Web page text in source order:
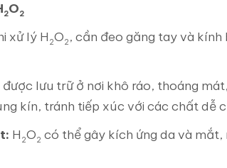
2O2
xử lý H 2O2 , cần đeo găng tay và
lưu trữ ở nơi khô ráo, thoáng
kín, tránh tiếp xúc với các chất dễ
H 2O2 có thể gây kích ứng da và mắt,